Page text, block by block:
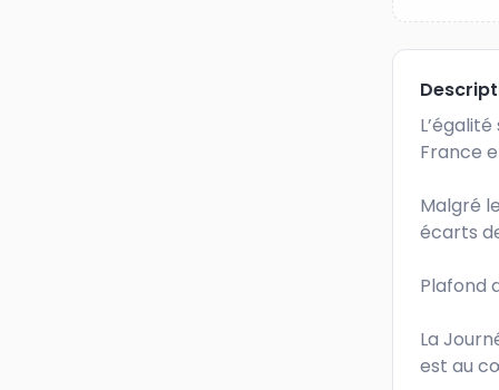
France
Malgré
écarts
Plafond
La
est au